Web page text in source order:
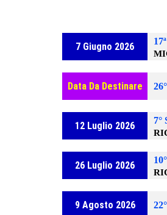
7 Giugno 2026
Data Da Destinare
12 Luglio 2026 7°
26 Luglio 2026
9 Agosto 2026